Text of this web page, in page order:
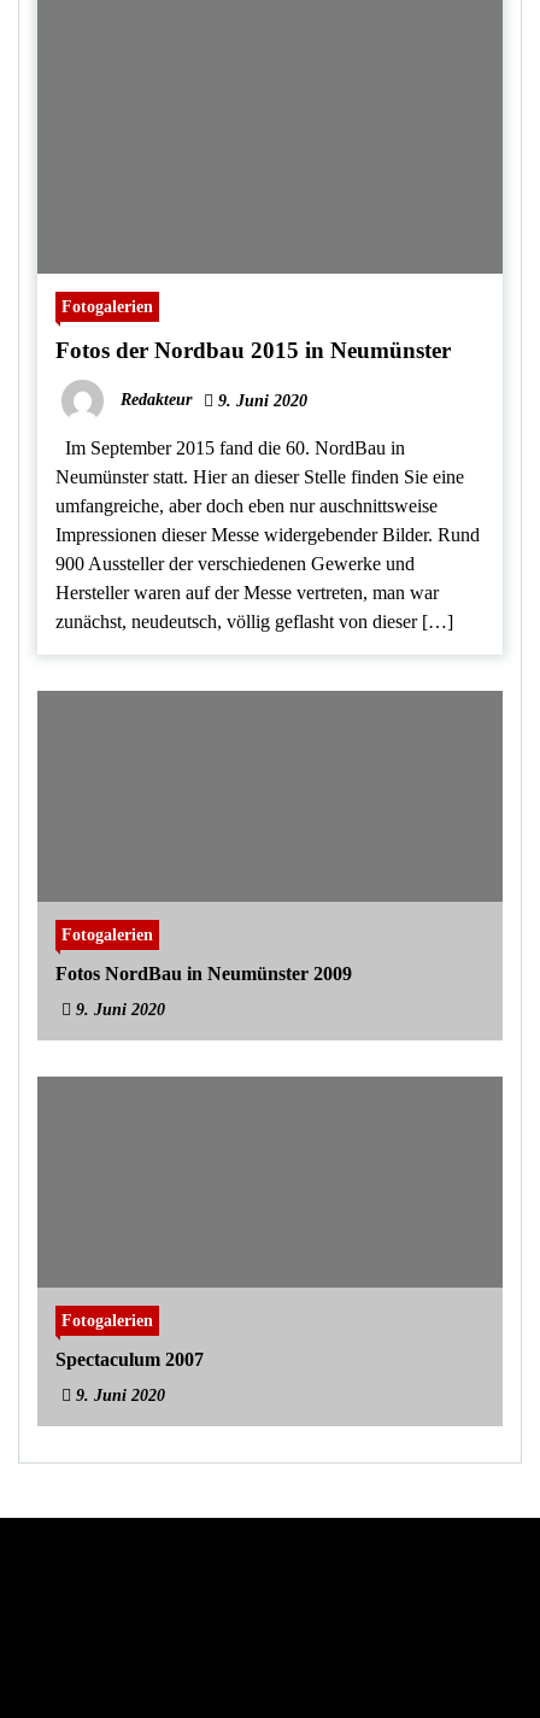
Fotogalerien
Fotos der Nordbau 2015 in Neumünster
Redakteur 9. Juni 2020
Im September 2015 fand die 60. NordBau in
Neumünster statt. Hier an dieser Stelle finden Sie eine
umfangreiche, aber doch eben nur auschnittsweise
Impressionen dieser Messe widergebender Bilder. Rund
900 Aussteller der verschiedenen Gewerke und
Hersteller waren auf der Messe vertreten, man war
zunächst, neudeutsch, völlig geflasht von dieser […]
Fotogalerien
Fotos NordBau in Neumünster 2009
9. Juni 2020
Fotogalerien
Spectaculum 2007
9. Juni 2020